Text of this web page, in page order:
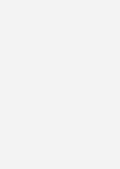
hilft, große
zu knüpfen.
nach dem Anteil des
und
so mit klimafreundlichem
die „Stromampel“- App